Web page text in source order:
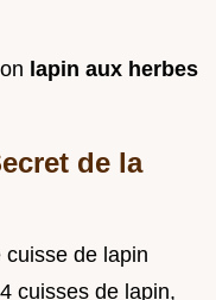
lapin aux herbes
de la
de lapin
cuisses de lapin,